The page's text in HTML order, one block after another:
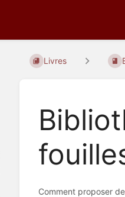
Livres
Comment proposer